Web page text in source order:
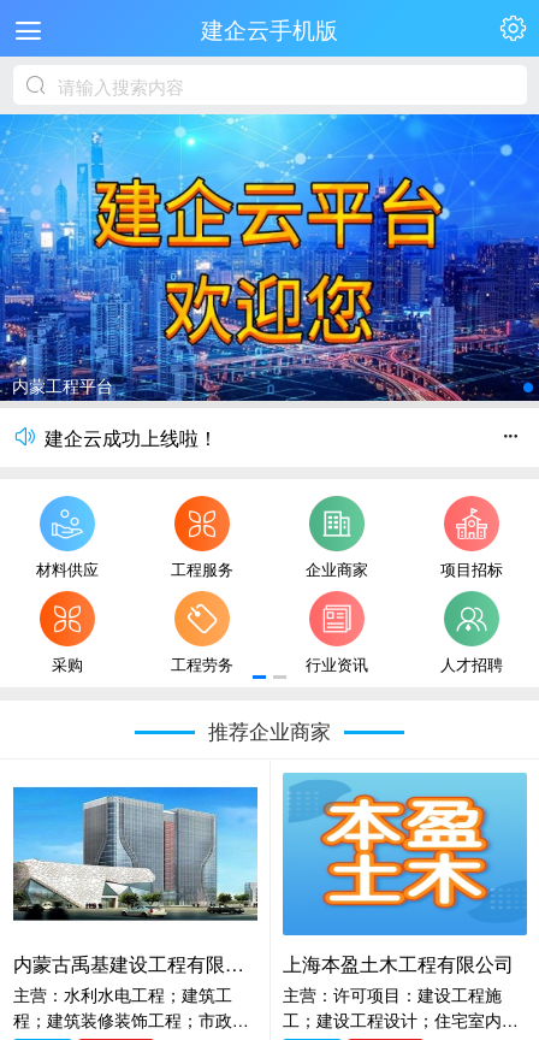
建企云手机版
创新展示 资源共享
建企云
欢迎各大企业入驻建企云！
建企云成功上线啦！
建企云
欢迎各大企业入驻建企云！
材料供应 工程服务 企业商家 项目招标
采购 工程劳务 行业资讯 人才招聘
推荐企业商家
内蒙古禹基建设工程有限公司
主营：水利水电工程；建筑工
程；建筑装修装饰工程；市政道
上海本盈土木工程有限公司
主营：许可项目：建设工程施
工；建设工程设计；住宅室内装